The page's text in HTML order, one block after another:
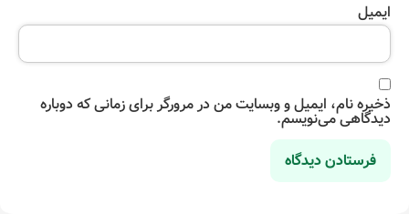
ایمیل
ذخیره نام، ایمیل و وبسایت من در مرورگر برای زمانی که دوباره
دیدگاهی می‌نویسم.